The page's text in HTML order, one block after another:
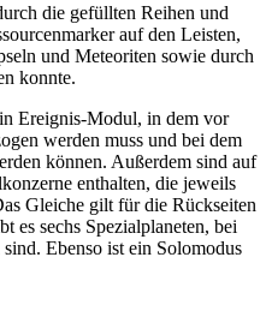
die gefüllten Reihen und
auf den Leisten,
und Meteoriten sowie durch
konnte.
Ereignis-Modul, in dem vor
werden muss und bei dem
können. Außerdem sind auf
enthalten, die jeweils
Gleiche gilt für die Rückseiten
es sechs Spezialplaneten, bei
Ebenso ist ein Solomodus